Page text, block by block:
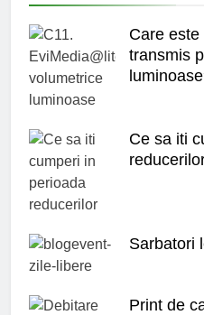
Care
transmis
Ce sa iti
Sarbatori
Print de